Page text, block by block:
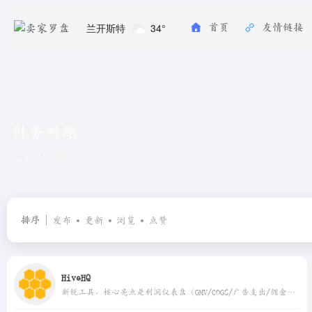
兰开斯特 34° 首页 友情链接
排序 发布 更新 浏览 点赞
HiveHQ
新锐工具，核心亮点是利润仪表盘（GMV/COGS/广告支出/佣金一键对账）+联盟机器人自动化